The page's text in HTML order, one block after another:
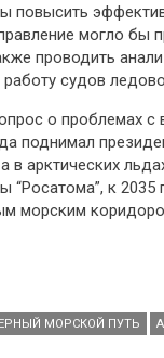
повысить
могло бы
проводить
работу судов
о проблемах
поднимал
в арктических
“Росатома”, к
морским
МОРСКОЙ ПУТЬ